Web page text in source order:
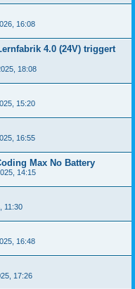
16:08
4.0 (24V) triggert
18:08
15:20
16:55
Max No Battery
14:15
11:30
16:48
17:26